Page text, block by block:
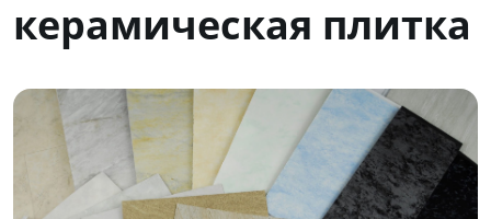
керамическая плитка